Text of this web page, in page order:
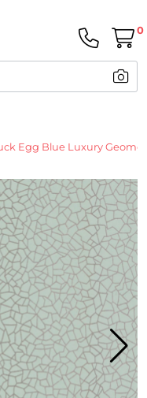
0
Egg Blue Luxury